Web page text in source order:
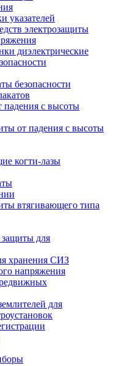
указателей
электрозащиты
диэлектрические
безопасности
падения с высоты
от падения с высоты
когти-лазы
втягивающего типа
для
хранения СИЗ
напряжения
для